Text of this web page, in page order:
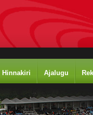
Hinnakiri Ajalugu